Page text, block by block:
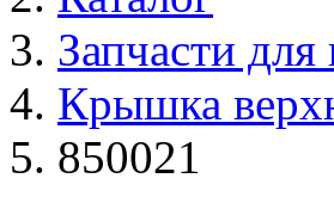
Запчасти для
Крышка
850021